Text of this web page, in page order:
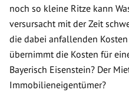
noch so kleine Ritze kann
versursacht mit der Zeit
die dabei anfallenden
übernimmt die Kosten für
Bayerisch Eisenstein? Der
Immobilieneigentümer?